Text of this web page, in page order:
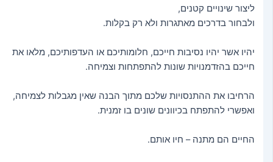
ליצור שינויים קטנים,
ולבחור בדרכים מאתגרות ולא רק בקלות.
יהיו אשר יהיו נסיבות חייכם, חלומותיכם או העדפותיכם, מלאו את
חייכם בהזדמנויות שונות להתפתחות וצמיחה.
הרחיבו את ההתנסויות שלכם מתוך הבנה שאין מגבלות לצמיחה,
ואפשרי להתפתח בכיוונים שונים בו זמנית.
החיים הם מתנה – חיו אותם.